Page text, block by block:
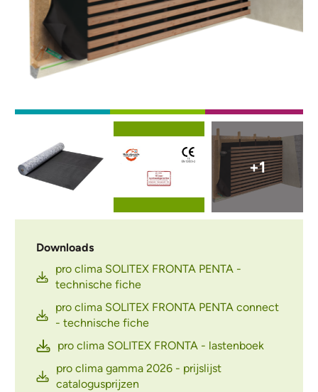
Afbeelding
+1
Downloads
pro clima SOLITEX FRONTA PENTA -
technische fiche
pro clima SOLITEX FRONTA PENTA connect
- technische fiche
pro clima SOLITEX FRONTA - lastenboek
pro clima gamma 2026 - prijslijst
catalogusprijzen